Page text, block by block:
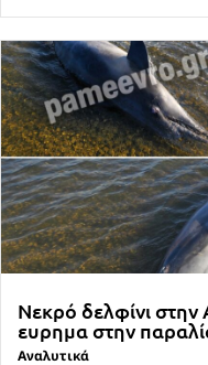
Νεκρό δελφίνι
ευρημα στην
Αναλυτικά